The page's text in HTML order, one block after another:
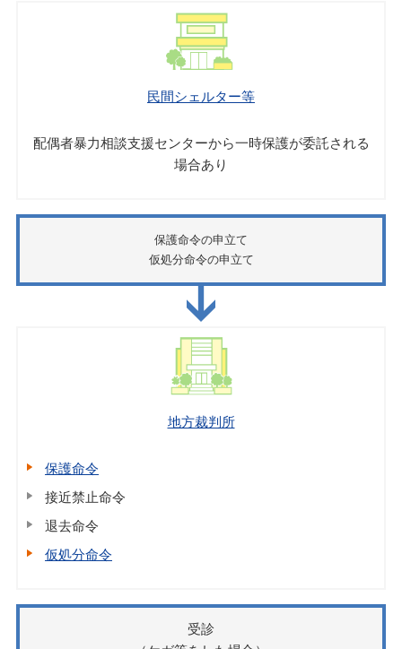
民間シェルター等
配偶者暴力相談支援センターから一時保護が委託される
場合あり
保護命令の申立て
仮処分命令の申立て
地方裁判所
保護命令
接近禁止命令
退去命令
仮処分命令
受診